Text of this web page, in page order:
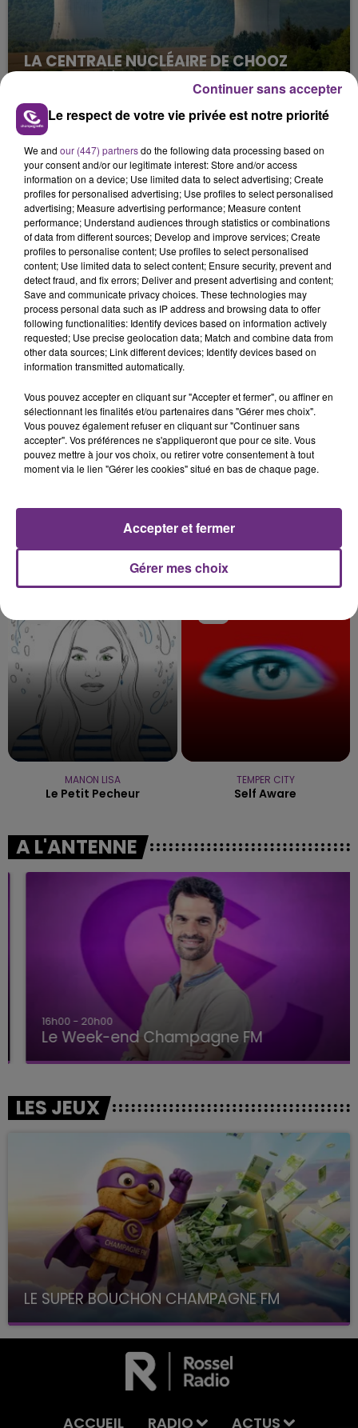
LA CENTRALE NUCLÉAIRE DE CHOOZ
Cela fait déjà une semaine que la centrale
nucléaire ardennaise est à l'arrêt. Une situation
justifiée par la sécheresse intense qui est toujours
présente.
LE MAGASIN JOUÉCLUB DE REIMS FERME
SES PORTES
C'était l'une des institutions du centre-ville
rémois. Le magasin JouéClub est contraint de
fermer ses portes.
TITRES DIFFUSÉS
11h22
11h22 11h19
11h19
MANON LISA
Le Petit Pecheur
TEMPER CITY
Self Aware
A L'ANTENNE
16h00 - 20h00
Le Week-end Champagne FM
LES JEUX
LE SUPER BOUCHON CHAMPAGNE FM
avec La Famille Champagne FM, à 8H10
ACCUEIL RADIO ACTUS
Le respect de votre vie privée est notre priorité
We and our (447) partnersdo the following data processing based on
your consent and/or our legitimate interest: Store and/or access
information on a device; Use limited data to select advertising; Create
profiles for personalised advertising; Use profiles to select personalised
advertising; Measure advertising performance; Measure content
performance; Understand audiences through statistics or combinations
of data from different sources; Develop and improve services; Create
profiles to personalise content; Use profiles to select personalised
content; Use limited data to select content; Ensure security, prevent and
detect fraud, and fix errors; Deliver and present advertising and content;
Save and communicate privacy choices. These technologies may
process personal data such as IP address and browsing data to offer
following functionalities: Identify devices based on information actively
requested; Use precise geolocation data; Match and combine data from
other data sources; Link different devices; Identify devices based on
information transmitted automatically.
Vous pouvez accepter en cliquant sur "Accepter et fermer", ou affiner en
sélectionnant les finalités et/ou partenaires dans "Gérer mes choix".
Vous pouvez également refuser en cliquant sur "Continuer sans
accepter". Vos préférences ne s'appliqueront que pour ce site. Vous
pouvez mettre à jour vos choix, ou retirer votre consentement à tout
moment via le lien "Gérer les cookies" situé en bas de chaque page.
Gérer mes choix
Accepter et fermer
Continuer sans accepter